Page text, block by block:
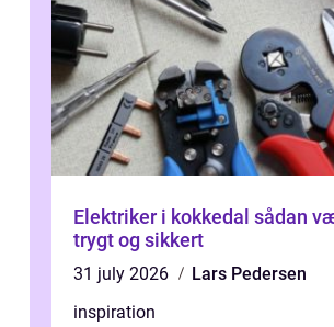
Elektriker i kokkedal sådan vælger du
trygt og sikkert
31 july 2026
Lars Pedersen
inspiration